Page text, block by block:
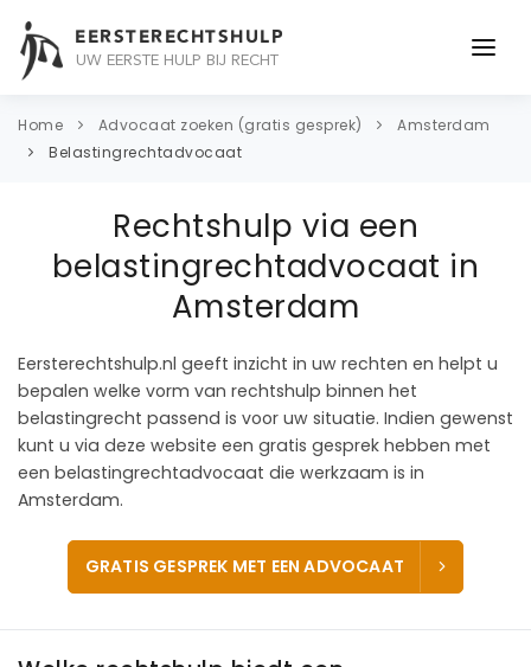
EERSTERECHTSHULP
UW EERSTE HULP BIJ RECHT
ONDERWERPEN
ADVOCAAT
OVER ONS
Home Advocaat zoeken (gratis gesprek)
Amsterdam
Belastingrechtadvocaat
Rechtshulp via een
belastingrechtadvocaat in
Amsterdam
Eersterechtshulp.nl geeft inzicht in uw rechten en helpt u
bepalen welke vorm van rechtshulp binnen het
belastingrecht passend is voor uw situatie. Indien gewenst
kunt u via deze website een gratis gesprek hebben met
een belastingrechtadvocaat die werkzaam is in
Amsterdam.
GRATIS GESPREK MET EEN ADVOCAAT